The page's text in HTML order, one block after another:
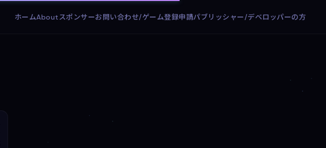
ホームAboutスポンサーお問い合わせ/ゲーム登録申請パブリッシャー/デベロッパーの方